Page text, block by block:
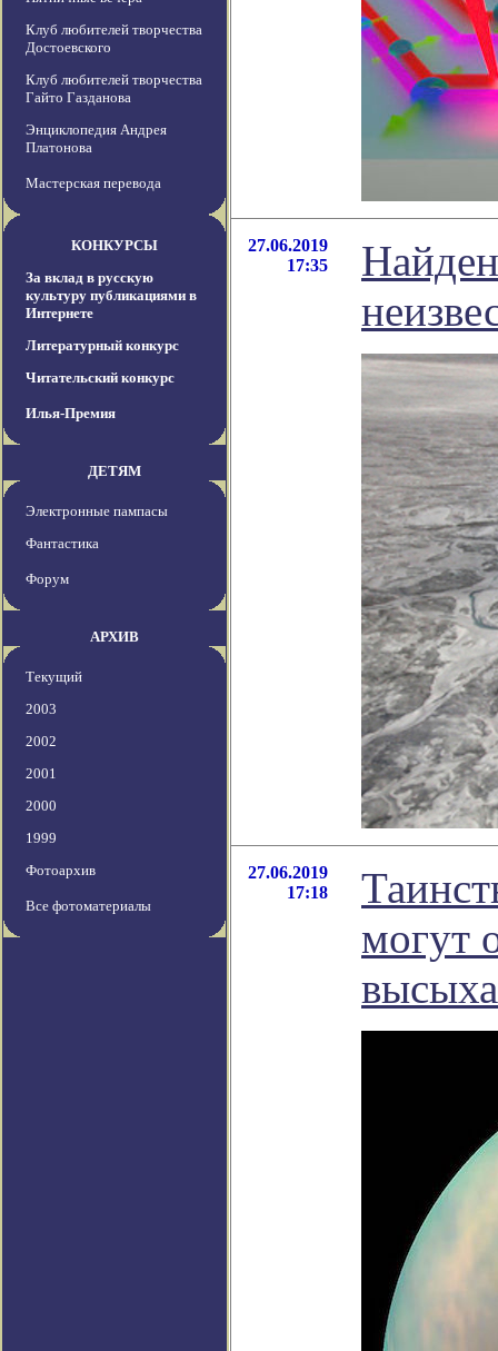
Клуб любителей творчества
Достоевского
Клуб любителей творчества
Гайто Газданова
Энциклопедия Андрея
Платонова
Мастерская перевода
КОНКУРСЫ
За вклад в русскую
культуру публикациями в
Интернете
Литературный конкурс
Читательский конкурс
Илья-Премия
ДЕТЯМ
Электронные пампасы
Фантастика
Форум
АРХИВ
Текущий
2003
2002
2001
2000
1999
Фотоархив
Все фотоматериалы
27.06.2019
17:35
27.06.2019
17:18
могут